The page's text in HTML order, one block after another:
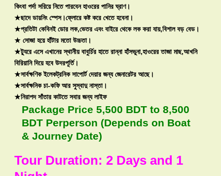
কিংবা পর্দা সরিয়ে নিতে পারবেন হাওরের পানির ঘ্রাণ।
★ছাদে ডায়নিং স্পেস।ফ্লোরে কষ্ট করে খেতে হবেনা।
★প্রতিটা কেবিনই ডোর লক,ভেতর এবং বাইরে থেকে লক করা যায়,বিশাল বড় বেড।
★ সোজা হয়ে হাঁটার মতো উচ্চতা।
★ট্যুরে এসে এখানের স্থানীয় বাবুর্চির হাতে রান্না হাঁসভুনা,হাওরের তাজা মাছ,আখনি
বিরিয়ানি দিয়ে হবে উদরপূর্তি।
★সার্বক্ষণিক ইলেকট্রনিক সাপোর্ট দেয়ার জন্য জেনারেটর আছে।
★সার্বক্ষনিক চা-কফি আর সুস্বাদু নাস্তা।
★নিরাপদ সাঁতার কাটতে সবার জন্য লাইফ
Package Price 5,500 BDT to 8,500
BDT Perperson (Depends on Boat
& Journey Date)
Tour Duration: 2 Days and 1